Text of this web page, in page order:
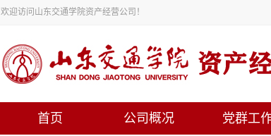
欢迎访问山东交通学院资产经营公司！
首页 公司概况 党群工